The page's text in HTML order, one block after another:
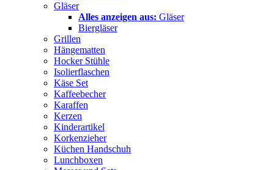
Gläser
Alles anzeigen aus: Gläser
Biergläser
Grillen
Hängematten
Hocker Stühle
Isolierflaschen
Käse Set
Kaffeebecher
Karaffen
Kerzen
Kinderartikel
Korkenzieher
Küchen Handschuh
Lunchboxen